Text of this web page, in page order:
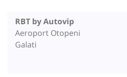
RBT by Autovip
Aeroport Otopeni
Galati